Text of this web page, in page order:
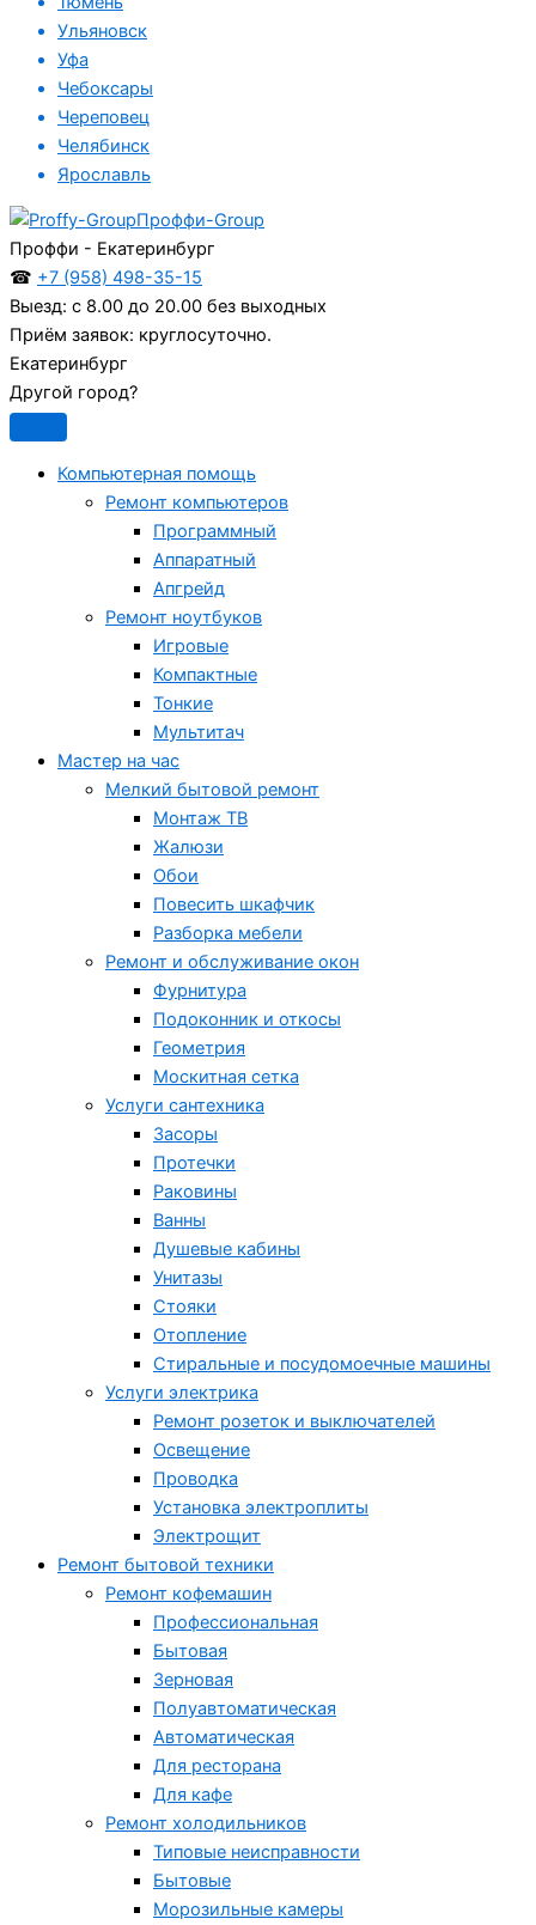
Ульяновск
Уфа
Чебоксары
Череповец
Челябинск
Ярославль
Проффи-Group
Проффи - Екатеринбург
☎ +7 (958) 498-35-15
Выезд: с 8.00 до 20.00 без выходных
Приём заявок: круглосуточно.
Екатеринбург
Другой город?
Компьютерная помощь
Ремонт компьютеров
Программный
Аппаратный
Апгрейд
Ремонт ноутбуков
Игровые
Компактные
Тонкие
Мультитач
Мастер на час
Мелкий бытовой ремонт
Монтаж ТВ
Жалюзи
Обои
Повесить шкафчик
Разборка мебели
Ремонт и обслуживание окон
Фурнитура
Подоконник и откосы
Геометрия
Москитная сетка
Услуги сантехника
Засоры
Протечки
Раковины
Ванны
Душевые кабины
Унитазы
Стояки
Отопление
Стиральные и посудомоечные машины
Услуги электрика
Ремонт розеток и выключателей
Освещение
Проводка
Установка электроплиты
Электрощит
Ремонт бытовой техники
Ремонт кофемашин
Профессиональная
Бытовая
Зерновая
Полуавтоматическая
Автоматическая
Для ресторана
Для кафе
Ремонт холодильников
Типовые неисправности
Бытовые
Морозильные камеры